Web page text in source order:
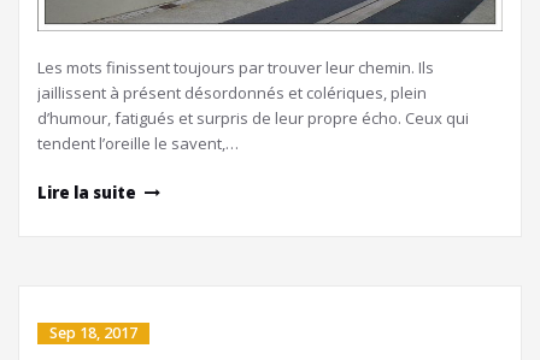
Les mots finissent toujours par trouver leur chemin. Ils
jaillissent à présent désordonnés et colériques, plein
d’humour, fatigués et surpris de leur propre écho. Ceux qui
tendent l’oreille le savent,…
Lire la suite
Sep 18, 2017